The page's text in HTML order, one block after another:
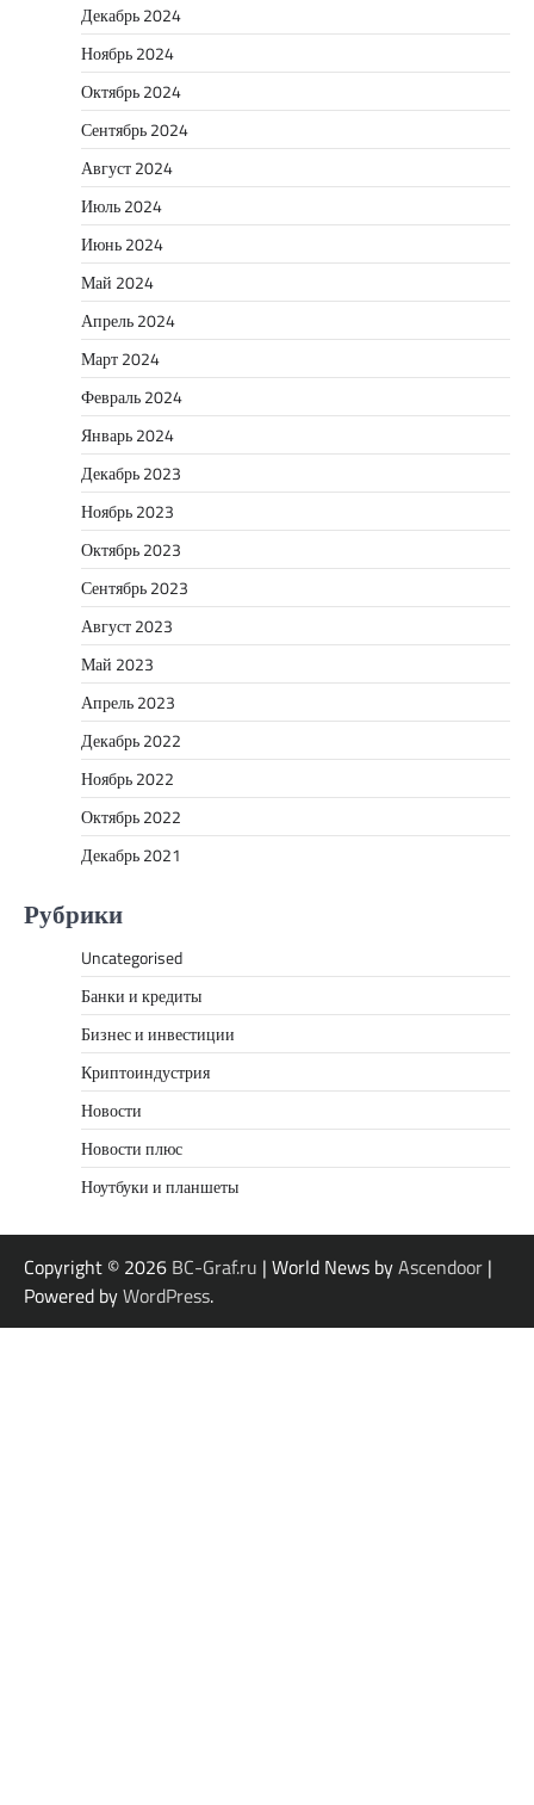
Декабрь 2024
Ноябрь 2024
Октябрь 2024
Сентябрь 2024
Август 2024
Июль 2024
Июнь 2024
Май 2024
Апрель 2024
Март 2024
Февраль 2024
Январь 2024
Декабрь 2023
Ноябрь 2023
Октябрь 2023
Сентябрь 2023
Август 2023
Май 2023
Апрель 2023
Декабрь 2022
Ноябрь 2022
Октябрь 2022
Декабрь 2021
Рубрики
Uncategorised
Банки и кредиты
Бизнес и инвестиции
Криптоиндустрия
Новости
Новости плюс
Ноутбуки и планшеты
Copyright © 2026 BC-Graf.ru | World News byAscendoor |
Powered byWordPress.